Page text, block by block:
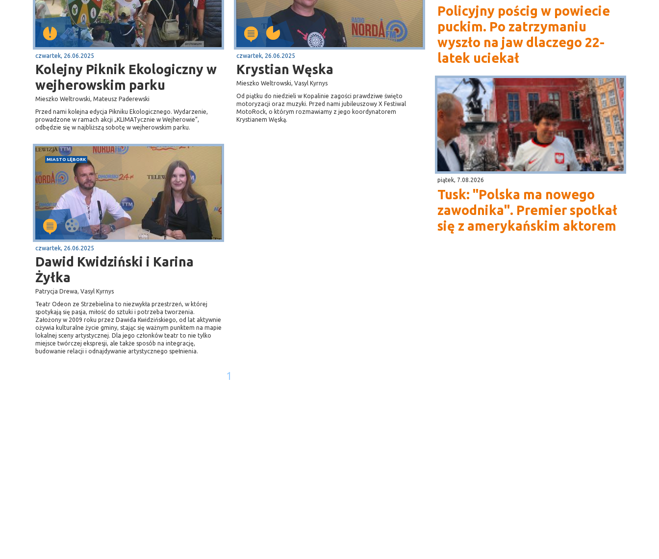
czwartek, 26.06.2025
Kolejny Piknik Ekologiczny w
wejherowskim parku
Mieszko Weltrowski, Mateusz Paderewski
Przed nami kolejna edycja Pikniku Ekologicznego. Wydarzenie,
prowadzone w ramach akcji „KLIMATycznie w Wejherowie”,
odbędzie się w najbliższą sobotę w wejherowskim parku.
czwartek, 26.06.2025
Krystian Węska
Mieszko Weltrowski, Vasyl Kyrnys
Od piątku do niedzieli w Kopalinie zagości prawdziwe święto
motoryzacji oraz muzyki. Przed nami jubileuszowy X Festiwal
MotoRock, o którym rozmawiamy z jego koordynatorem
Krystianem Węską.
MIASTO LĘBORK
czwartek, 26.06.2025
Dawid Kwidziński i Karina
Żyłka
Patrycja Drewa, Vasyl Kyrnys
Teatr Odeon ze Strzebielina to niezwykła przestrzeń, w której
spotykają się pasja, miłość do sztuki i potrzeba tworzenia.
Założony w 2009 roku przez Dawida Kwidzińskiego, od lat aktywnie
ożywia kulturalne życie gminy, stając się ważnym punktem na mapie
lokalnej sceny artystycznej. Dla jego członków teatr to nie tylko
miejsce twórczej ekspresji, ale także sposób na integrację,
budowanie relacji i odnajdywanie artystycznego spełnienia.
1
Policyjny pościg w powiecie
puckim. Po zatrzymaniu
wyszło na jaw dlaczego 22-
latek uciekał
piątek, 7.08.2026
Tusk: "Polska ma nowego
zawodnika". Premier spotkał
się z amerykańskim aktorem